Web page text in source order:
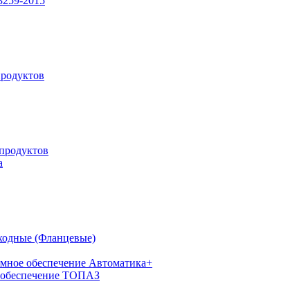
(Фланцевые)
обеспечение Автоматика+
ТОПАЗ